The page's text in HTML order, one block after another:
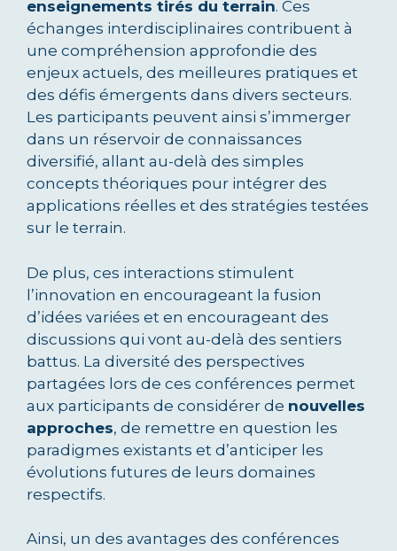
enseignements tirés du terrain. Ces
échanges interdisciplinaires contribuent à
une compréhension approfondie des
enjeux actuels, des meilleures pratiques et
des défis émergents dans divers secteurs.
Les participants peuvent ainsi s’immerger
dans un réservoir de connaissances
diversifié, allant au-delà des simples
concepts théoriques pour intégrer des
applications réelles et des stratégies testées
sur le terrain.
De plus, ces interactions stimulent
l’innovation en encourageant la fusion
d’idées variées et en encourageant des
discussions qui vont au-delà des sentiers
battus. La diversité des perspectives
partagées lors de ces conférences permet
aux participants de considérer de nouvelles
approches, de remettre en question les
paradigmes existants et d’anticiper les
évolutions futures de leurs domaines
respectifs.
Ainsi, un des avantages des conférences